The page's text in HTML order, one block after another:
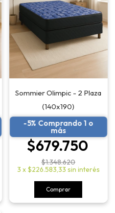
Sommier Olimpic - 2 Plaza
(140x190)
-5% Comprando 1 o
más
$679.750
$1.348.620
3 x $226.583,33 sin interés
Comprar